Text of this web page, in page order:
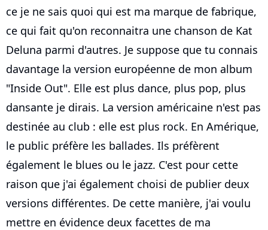
ce je ne sais quoi qui est ma marque de fabrique,
ce qui fait qu'on reconnaitra une chanson de Kat
Deluna parmi d'autres. Je suppose que tu connais
davantage la version européenne de mon album
"Inside Out". Elle est plus dance, plus pop, plus
dansante je dirais. La version américaine n'est pas
destinée au club : elle est plus rock. En Amérique,
le public préfère les ballades. Ils préfèrent
également le blues ou le jazz. C'est pour cette
raison que j'ai également choisi de publier deux
versions différentes. De cette manière, j'ai voulu
mettre en évidence deux facettes de ma